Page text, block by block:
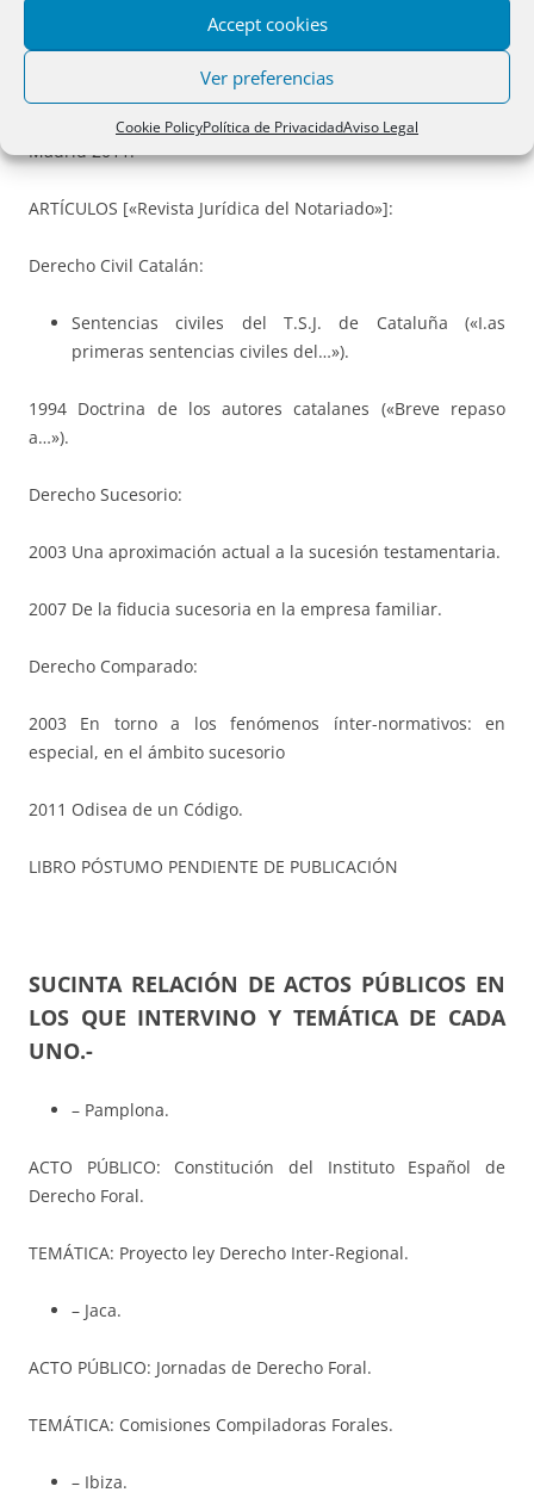
Accept cookies
Ver preferencias
Cookie PolicyPolítica de PrivacidadAviso Legal
2011 Costumbres Jurídicas en las Pithiusas
«Costumbres Jurídicas en las Pithiusas», Dykinson.S.L,
Madrid 2011.
ARTÍCULOS [«Revista Jurídica del Notariado»]:
Derecho Civil Catalán:
Sentencias civiles del T.S.J. de Cataluña («I.as
primeras sentencias civiles del…»).
1994 Doctrina de los autores catalanes («Breve repaso
a…»).
Derecho Sucesorio:
2003 Una aproximación actual a la sucesión testamentaria.
2007 De la fiducia sucesoria en la empresa familiar.
Derecho Comparado:
2003 En torno a los fenómenos ínter-normativos: en
especial, en el ámbito sucesorio
2011 Odisea de un Código.
LIBRO PÓSTUMO PENDIENTE DE PUBLICACIÓN
SUCINTA RELACIÓN DE ACTOS PÚBLICOS EN
LOS QUE INTERVINO Y TEMÁTICA DE CADA
UNO.-
– Pamplona.
ACTO PÚBLICO: Constitución del Instituto Español de
Derecho Foral.
TEMÁTICA: Proyecto ley Derecho Inter-Regional.
– Jaca.
ACTO PÚBLICO: Jornadas de Derecho Foral.
TEMÁTICA: Comisiones Compiladoras Forales.
– Ibiza.